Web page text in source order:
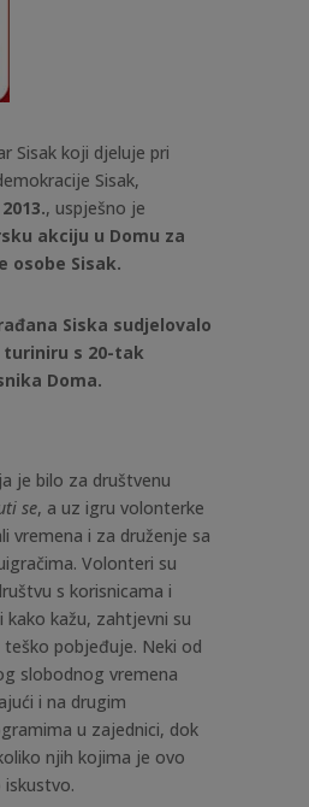
Sisak koji djeluje pri
Sisak,
, uspješno je
akciju u Domu za
osobe Sisak.
Siska sudjelovalo
s 20-tak
Doma.
je bilo za društvenu
se, a uz igru volonterke
vremena i za druženje sa
Volonteri su
s korisnicama i
kako kažu, zahtjevni su
pobjeđuje. Neki od
slobodnog vremena
i na drugim
u zajednici, dok
njih kojima je ovo